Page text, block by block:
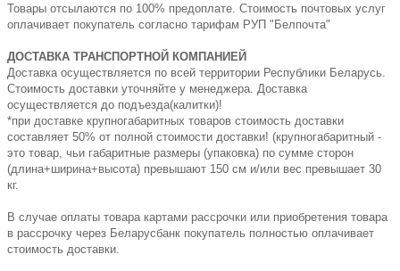
Товары отсылаются по 100% предоплате. Стоимость почтовых услуг
оплачивает покупатель согласно тарифам РУП "Белпочта"
ДОСТАВКА ТРАНСПОРТНОЙ КОМПАНИЕЙ
Доставка осуществляется по всей территории Республики Беларусь.
Стоимость доставки уточняйте у менеджера. Доставка
осуществляется до подъезда(калитки)!
*при доставке крупногабаритных товаров стоимость доставки
составляет 50% от полной стоимости доставки! (крупногабаритный -
это товар, чьи габаритные размеры (упаковка) по сумме сторон
(длина+ширина+высота) превышают 150 см и/или вес превышает 30
кг.
В случае оплаты товара картами рассрочки или приобретения товара
в рассрочку через Беларусбанк покупатель полностью оплачивает
стоимость доставки.